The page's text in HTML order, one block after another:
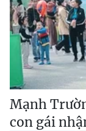
Mạnh
con gái